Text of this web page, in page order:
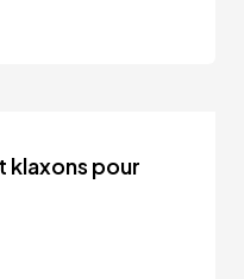
klaxons pour